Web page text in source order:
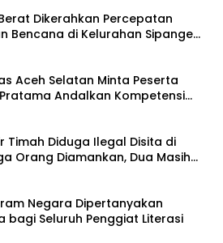
Dikerahkan Percepatan
Bencana di Kelurahan Sipange
Aceh Selatan Minta Peserta
Pratama Andalkan Kompetensi
Bukan Kedekatan
Timah Diduga Ilegal Disita di
Orang Diamankan, Dua Masih
Negara Dipertanyakan
bagi Seluruh Penggiat Literasi